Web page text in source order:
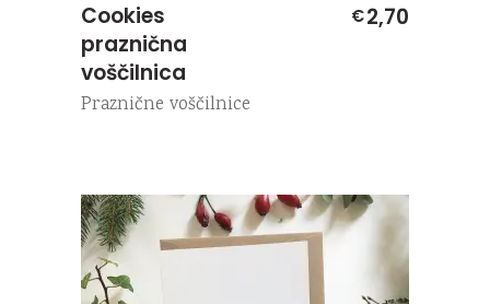
Cookies
praznična
voščilnica
€2,70
Praznične voščilnice